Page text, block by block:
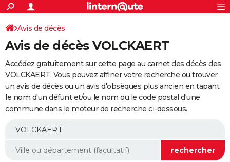
ACTUALITÉS
Politique
Société
Faits Divers
Education
Monde
Villes
+
SPORT
Coupe du monde 2026
Football
Tennis
Cyclisme
Rugby
Forum
Programme TV
TNT
Streaming
Cinéma
Sorties cinéma
Musique
+
FINANCE
Impôts
Immobilier
Risques naturels par ville
Banque
Assurance
Crédit
AUTO
Essais
Réserver un essai
Citadines
Berlines
SUV
Forum auto
+
Mobiles
Meilleur smartphone
Internet
Ordinateurs
Jeux vidéo
Guide high-tech
Aménagement intérieur
Avis de décès
Avis de décès VOLCKAERT
Accédez gratuitement sur cette page au carnet des décès des
VOLCKAERT. Vous pouvez affiner votre recherche ou trouver
un avis de décès ou un avis d'obsèques plus ancien en tapant
le nom d'un défunt et/ou le nom ou le code postal d'une
commune dans le moteur de recherche ci-dessous.